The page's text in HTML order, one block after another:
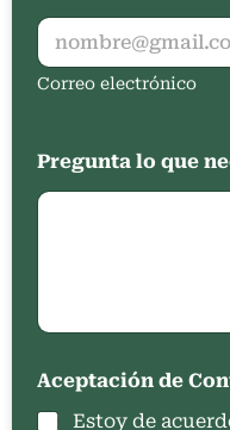
Correo electrónico
Pregunta lo que
Aceptación de
Estoy de